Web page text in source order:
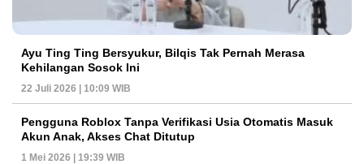
Ayu Ting Ting Bersyukur, Bilqis Tak Pernah Merasa
Kehilangan Sosok Ini
22 Juli 2026 | 10:09 WIB
Pengguna Roblox Tanpa Verifikasi Usia Otomatis Masuk
Akun Anak, Akses Chat Ditutup
1 Mei 2026 | 19:39 WIB